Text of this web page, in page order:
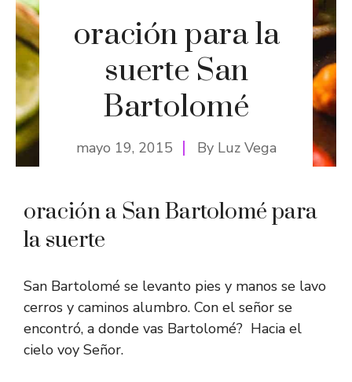
oración para la
suerte San
Bartolomé
mayo 19, 2015 By Luz Vega
oración a San Bartolomé para
la suerte
San Bartolomé se levanto pies y manos se lavo
cerros y caminos alumbro. Con el señor se
encontró, a donde vas Bartolomé? Hacia el
cielo voy Señor.